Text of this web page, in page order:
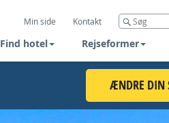
Min side Kontakt
Find hotel Rejseformer
ÆNDRE DIN